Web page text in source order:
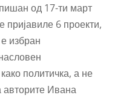
од 17-ти март
пријавиле 6 проекти,
избран
политичка, а не
авторите Ивана